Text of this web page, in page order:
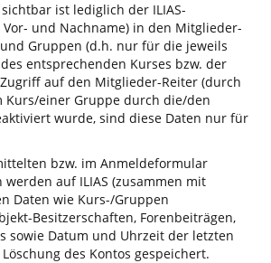
ist lediglich der ILIAS-
und Nachname) in den Mitglieder-
Gruppen (d.h. nur für die jeweils
entsprechenden Kurses bzw. der
auf den Mitglieder-Reiter (durch
Kurs/einer Gruppe durch die/den
wurde, sind diese Daten nur für
bzw. im Anmeldeformular
werden auf ILIAS (zusammen mit
Daten wie Kurs-/Gruppen
Besitzerschaften, Forenbeiträgen,
sowie Datum und Uhrzeit der letzten
des Kontos gespeichert.